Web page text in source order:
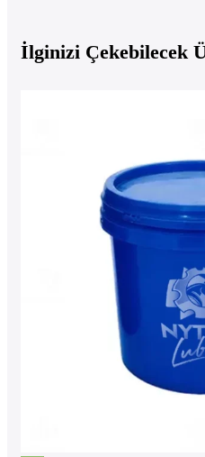
İlginizi Çekebilecek